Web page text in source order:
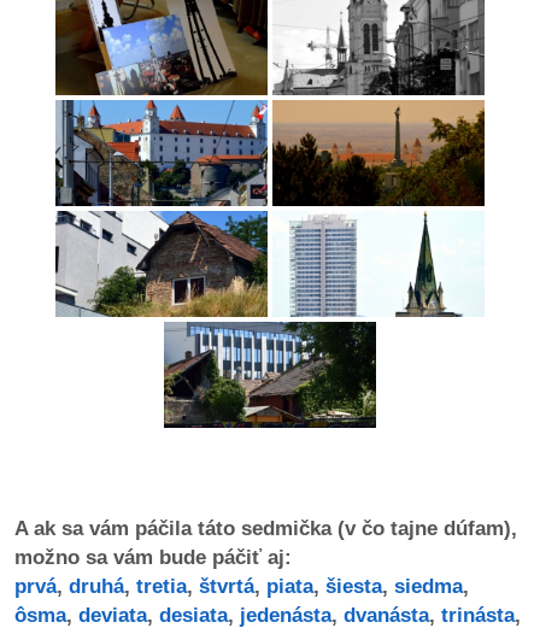
konania
stavebné
konania
pripomienkové
konania
dobrá
A ak sa vám páčila táto sedmička (v čo tajne dúfam),
možno sa vám bude páčiť aj:
prvá, druhá, tretia, štvrtá, piata, šiesta, siedma,
ôsma, deviata, desiata, jedenásta, dvanásta, trinásta,